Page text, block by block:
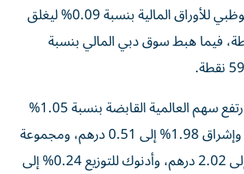
ارتفع مؤشر سوق أبوظبي للأوراق المالية بنسبة 0.09% ليغلق
نقطة، فيما هبط سوق دبي المالي بنسبة
في سوق أبوظبي، ارتفع سهم العالمية القابضة بنسبة 1.05%
إلى 383.70 درهم، وإشراق 1.98% إلى 0.51 درهم، ومجموعة
تو بوينت زيرو 1% إلى 2.02 درهم، وأدنوك للتوزيع 0.24% إلى